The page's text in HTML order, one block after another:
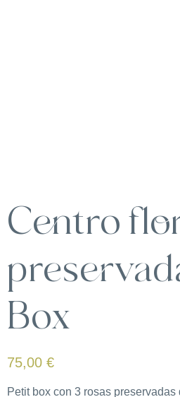
Centro
Box
75,00 €
Petit box con 3 rosas